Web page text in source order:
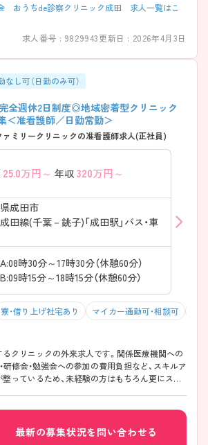
おうちde診察クリニック成田 求人一覧はこ
求人番号 : 9829943更新日 : 2026年4月3日
なし可（日勤のみ可）
完全週休2日制度◎地域密着型クリニック
＜准看護師／日勤常勤＞
ミリークリニックの准看護師求人(正社員)
25.0万円～ 年収 320万円～
成田市
田線(千葉－銚子)「成田駅」バス・車
時30分～17時30分（休憩60分）
時15分～18時15分（休憩60分）
寮・借り上げ社宅あり マイカー通勤可・相談可
クリニックの外来求人です。関係医療機関への
研修会・勉強会への参加の費用負担など、スキルア
っているため、未経験の方はもちろん更にスキ
気軽にマイナビ看護師までお問い合わせくださ
最新の募集状況を問い合わせる